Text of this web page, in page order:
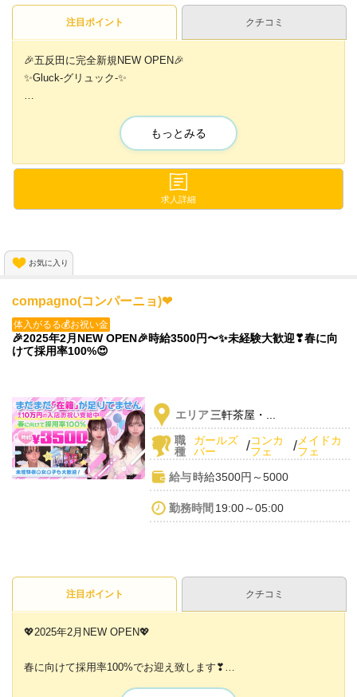
注目ポイント クチコミ
🎉五反田に完全新規NEW OPEN🎉
✨️Gluck-グリュック-✨️
当店で働くメリットとして...!
《時給3500円〜✨️》《全額日払いOK✨️》
《完全自由シフト制✨️》
などなど❤✨️
体験入店は何度でも大丈夫です❣
気軽に応募してくださいね✨️
もっとみる
求人詳細
お気に入り
compagno(コンパーニョ)❤
体入がるる💰お祝い金
🎉2025年2月NEW OPEN🎉時給3500円〜✨️未経験大歓迎❣春に向
けて採用率100%😍
エリア三軒茶屋・...
職
種
ガールズ
バー
/コンカ
フェ
/メイドカ
フェ
給与時給3500円～5000
勤務時間 19:00～05:00
注目ポイント クチコミ
💖2025年2月NEW OPEN💖
春に向けて採用率100%でお迎え致します❣